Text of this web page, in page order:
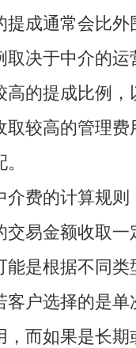
提成通常会比
取决于中介的
高的提成比例
取较高的管理
介费的计算规
交易金额收取
能是根据不同
客户选择的是
，而如果是长